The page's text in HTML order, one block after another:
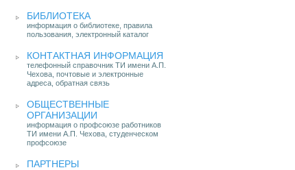
БИБЛИОТЕКА
информация о библиотеке, правила
пользования, электронный каталог
КОНТАКТНАЯ ИНФОРМАЦИЯ
телефонный справочник ТИ имени А.П.
Чехова, почтовые и электронные
адреса, обратная связь
ОБЩЕСТВЕННЫЕ
ОРГАНИЗАЦИИ
информация о профсоюзе работников
ТИ имени А.П. Чехова, студенческом
профсоюзе
ПАРТНЕРЫ